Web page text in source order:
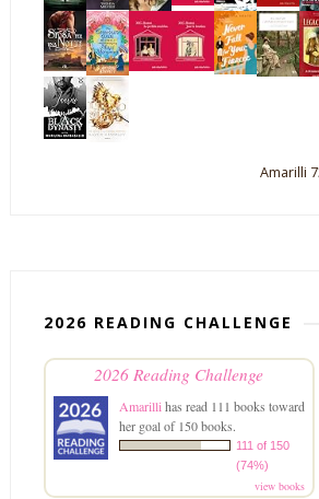
Amarilli
2026 READING CHALLENGE
2026 Reading Challenge
Amarillihas read 111 books toward
her goal of 150 books.
111 of 150
(74%)
view books